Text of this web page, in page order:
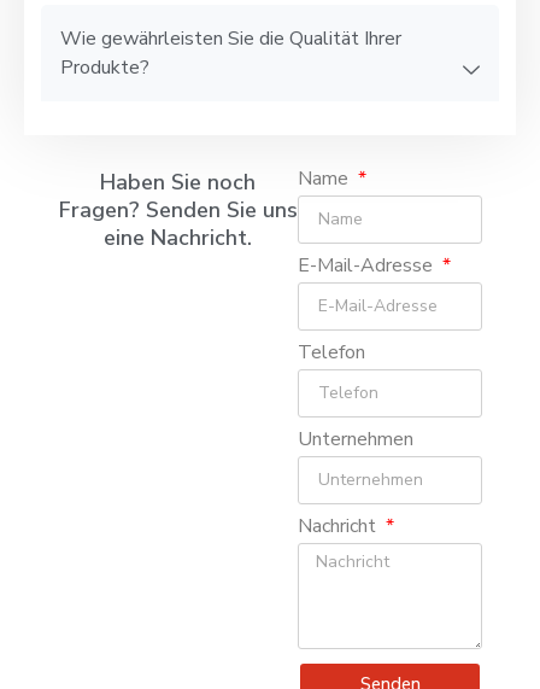
Wie gewährleisten Sie die Qualität Ihrer
Produkte?
Haben Sie noch
Fragen? Senden Sie uns
eine Nachricht.
Name
E-Mail-Adresse
Telefon
Unternehmen
Nachricht